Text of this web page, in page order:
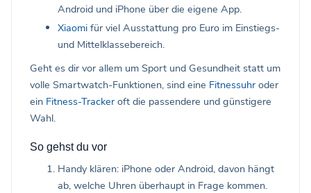
Android und iPhone über die eigene App.
Xiaomi für viel Ausstattung pro Euro im Einstiegs-
und Mittelklassebereich.
Geht es dir vor allem um Sport und Gesundheit statt um
volle Smartwatch-Funktionen, sind eine Fitnessuhr oder
ein Fitness-Tracker oft die passendere und günstigere
Wahl.
So gehst du vor
Handy klären: iPhone oder Android, davon hängt
ab, welche Uhren überhaupt in Frage kommen.